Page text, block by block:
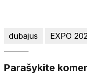
dubajus EXPO
Parašykite